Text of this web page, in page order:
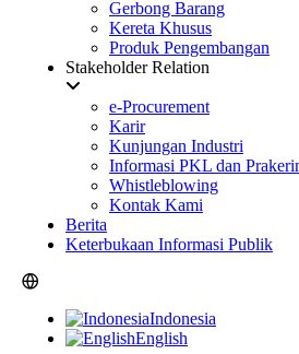
Gerbong Barang
Kereta Khusus
Produk Pengembangan
Stakeholder Relation
e-Procurement
Karir
Kunjungan Industri
Informasi PKL dan
Whistleblowing
Kontak Kami
Berita
Keterbukaan Informasi Publik
Indonesia
English